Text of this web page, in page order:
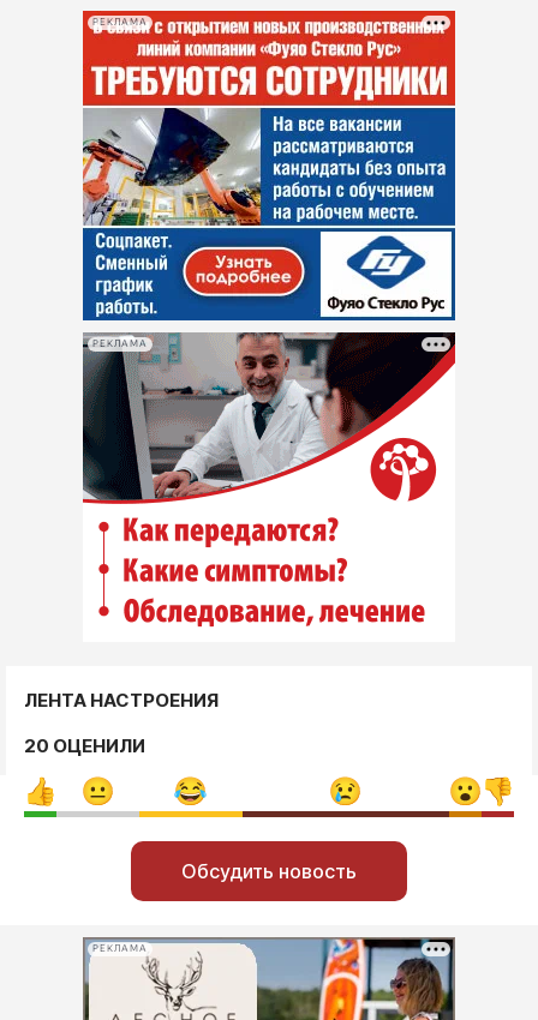
РЕКЛАМА
РЕКЛАМА
ЛЕНТА НАСТРОЕНИЯ
20 ОЦЕНИЛИ
Обсудить новость
РЕКЛАМА